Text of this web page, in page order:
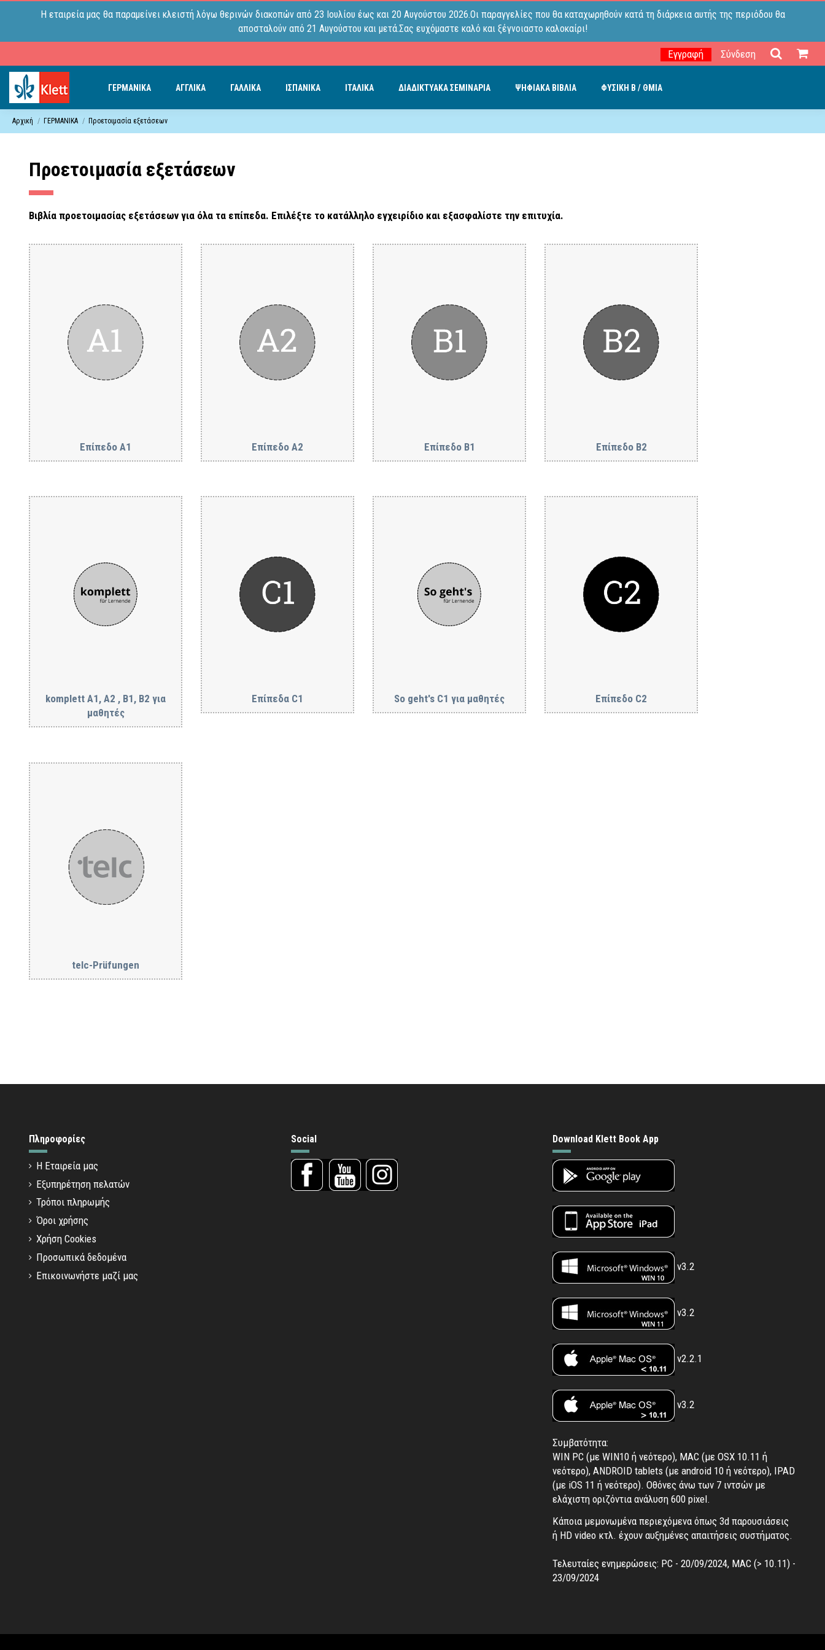
Η εταιρεία μας θα παραμείνει κλειστή λόγω θερινών διακοπών από 23 Ιουλίου έως και 20 Αυγούστου 2026.Οι παραγγελίες που θα καταχωρηθούν κατά τη διάρκεια αυτής της περιόδου θα
αποσταλούν από 21 Αυγούστου και μετά.Σας ευχόμαστε καλό και ξέγνοιαστο καλοκαίρι!
Εγγραφή Σύνδεση
ΓΕΡΜΑΝΙΚΑ ΑΓΓΛΙΚΑ ΓΑΛΛΙΚΑ ΙΣΠΑΝΙΚΑ ΙΤΑΛΙΚΑ ΔΙΑΔΙΚΤΥΑΚΑ ΣΕΜΙΝΑΡΙΑ ΨΗΦΙΑΚΑ ΒΙΒΛΙΑ ΦΥΣΙΚΗ B / ΘΜΙΑ
Αρχική ΓΕΡΜΑΝΙΚΑ Προετοιμασία εξετάσεων
Προετοιμασία εξετάσεων
Βιβλία προετοιμασίας εξετάσεων για όλα τα επίπεδα. Επιλέξτε το κατάλληλο εγχειρίδιο και εξασφαλίστε την επιτυχία.
Επίπεδο Α1 Επίπεδo A2 Επίπεδο B1 Επίπεδο B2
komplett A1, A2 , B1, B2 για
μαθητές
Επίπεδα C1 So geht's C1 για μαθητές Επίπεδο C2
telc-Prüfungen
Πληροφορίες
Η Εταιρεία μας
Εξυπηρέτηση πελατών
Τρόποι πληρωμής
Όροι χρήσης
Χρήση Cookies
Προσωπικά δεδομένα
Επικοινωνήστε μαζί μας
Social Download Klett Book App
v3.2
v3.2
v2.2.1
v3.2
Συμβατότητα:
WIN PC (με WIN10 ή νεότερο), MAC (με OSX 10.11 ή
νεότερο), ANDROID tablets (με android 10 ή νεότερο), IPAD
(με iOS 11 ή νεότερο). Oθόνες άνω των 7 ιντσών με
ελάχιστη οριζόντια ανάλυση 600 pixel.
Κάποια μεμονωμένα περιεχόμενα όπως 3d παρουσιάσεις
ή HD video κτλ. έχουν αυξημένες απαιτήσεις συστήματος.
Τελευταίες ενημερώσεις: PC - 20/09/2024, MAC (> 10.11) -
23/09/2024